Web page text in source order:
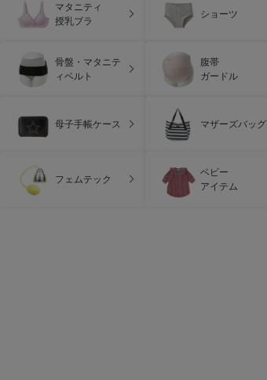
マタニティ
授乳ブラ
ショーツ
骨盤・マタニテ
ィベルト
腹帯
ガードル
母子手帳ケース マザーズバッグ
フェムテック
ベビー
アイテム